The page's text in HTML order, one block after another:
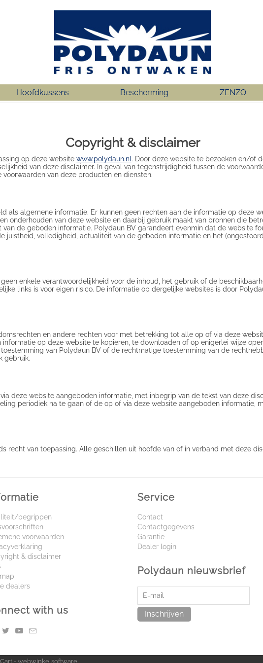
Hoofdkussens Bescherming ZENZO
Copyright & disclaimer
op deze website www.polydaun.nl . Door deze website te bezoeken en/of
van deze disclaimer. In geval van tegenstrijdigheid tussen de
van deze producten en diensten.
als algemene informatie. Er kunnen geen rechten aan de informatie op deze
onderhouden van deze website en daarbij gebruik maakt van bronnen die
de geboden informatie. Polydaun BV garandeert evenmin dat de website
juistheid, volledigheid, actualiteit van de geboden informatie en het
enkele verantwoordelijkheid voor de inhoud, het gebruik of de
links is voor eigen risico. De informatie op dergelijke websites is door
en andere rechten voor met betrekking tot alle op of via deze
informatie op deze website te kopiëren, te downloaden of op enigerlei wijze
van Polydaun BV of de rechtmatige toestemming van de
gebruik.
deze website aangeboden informatie, met inbegrip van de tekst van deze
periodiek na te gaan of de op of via deze website aangeboden informatie,
recht van toepassing. Alle geschillen uit hoofde van of in verband met deze
begrippen
voorwaarden
& disclaimer
dealers
with us
Service
Contact
Contactgegevens
Garantie
Dealer login
Polydaun nieuwsbrief
Inschrijven
- webwinkelsoftware